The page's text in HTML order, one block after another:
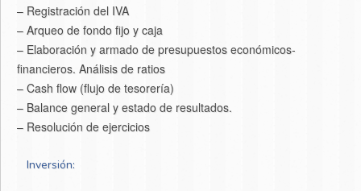
– Registración del IVA
– Arqueo de fondo fijo y caja
– Elaboración y armado de presupuestos económicos-
financieros. Análisis de ratios
– Cash flow (flujo de tesorería)
– Balance general y estado de resultados.
– Resolución de ejercicios
Inversión: